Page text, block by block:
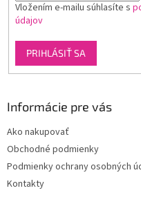
Vložením e-mailu súhlasíte s
údajov
PRIHLÁSIŤ SA
Informácie pre vás
Ako nakupovať
Obchodné podmienky
Podmienky ochrany osobných
Kontakty